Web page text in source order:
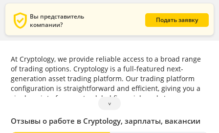
verified_user Вы представитель
компании?
Подать заявку
At Cryptology, we provide reliable access to a broad range
of trading options. Cryptology is a full-featured next-
generation asset trading platform. Our trading platform
configuration is straightforward and efficient, giving you a
single point of access to global financial markets.
Supporting a range of accounts and digital assets, we
provide traders with a comprehensive and professional
trading solution.
˅
Отзывы о работе в Cryptology, зарплаты, вакансии